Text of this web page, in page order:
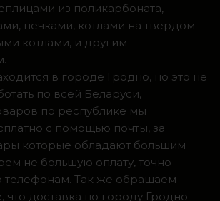
из поликарбоната,
печками, котлами на твердом
котлами, и другим
в городе Гродно, но это не
по всей Беларуси,
по республике мы
с помощью почты, за
которые обладают большим
не большую оплату, точно
телефонам. Так же обращаем
доставка по городу Гродно